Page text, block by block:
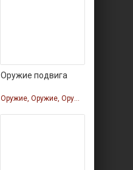
Оружие подвига
Оружие, Оружие, Оружие, Оружие